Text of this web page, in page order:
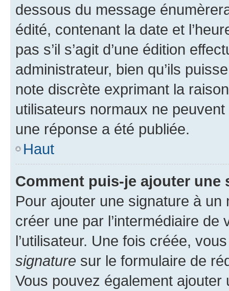
dessous du message
édité, contenant la date et
pas s’il s’agit d’une édition
administrateur, bien qu’ils
note discrète exprimant la
utilisateurs normaux ne
une réponse a été publiée.
Haut
Comment puis-je ajouter une
Pour ajouter une signature à un
créer une par l’intermédiaire
l’utilisateur. Une fois créée,
signature sur le formulaire de
Vous pouvez également